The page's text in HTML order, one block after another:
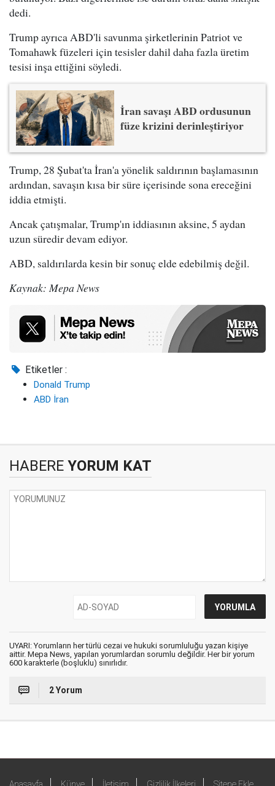
dedi.
Trump ayrıca ABD'li savunma şirketlerinin Patriot ve
Tomahawk füzeleri için tesisler dahil daha fazla üretim
tesisi inşa ettiğini söyledi.
İran savaşı ABD ordusunun
füze krizini derinleştiriyor
Trump, 28 Şubat'ta İran'a yönelik saldırının başlamasının
ardından, savaşın kısa bir süre içerisinde sona ereceğini
iddia etmişti.
Ancak çatışmalar, Trump'ın iddiasının aksine, 5 aydan
uzun süredir devam ediyor.
ABD, saldırılarda kesin bir sonuç elde edebilmiş değil.
Kaynak: Mepa News
Etiketler :
Donald Trump
ABD İran
HABERE YORUM KAT
UYARI: Yorumların her türlü cezai ve hukuki sorumluluğu yazan kişiye
aittir. Mepa News, yapılan yorumlardan sorumlu değildir. Her bir yorum
600 karakterle (boşluklu) sınırlıdır.
2 Yorum